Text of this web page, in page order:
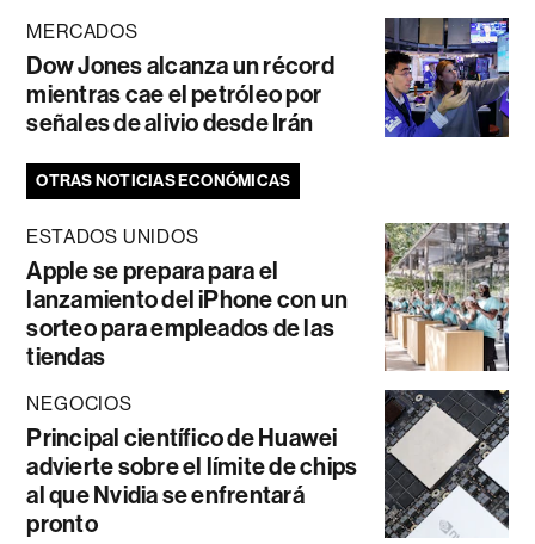
MERCADOS
Dow Jones alcanza un récord
mientras cae el petróleo por
señales de alivio desde Irán
OTRAS NOTICIAS ECONÓMICAS
ESTADOS UNIDOS
Apple se prepara para el
lanzamiento del iPhone con un
sorteo para empleados de las
tiendas
NEGOCIOS
Principal científico de Huawei
advierte sobre el límite de chips
al que Nvidia se enfrentará
pronto